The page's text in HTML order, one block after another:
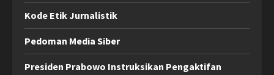
Kode Etik Jurnalistik
Pedoman Media Siber
Presiden Prabowo Instruksikan Pengaktifan